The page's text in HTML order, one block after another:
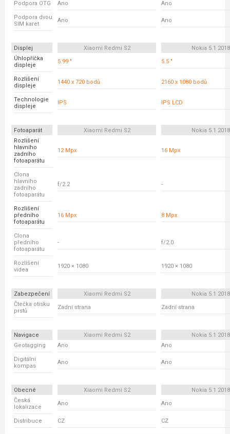
Podpora OTG Ano Ano
Podpora dvou
SIM karet
Ano Ano
Displej Xiaomi Redmi S2
Nokia 5.1 2018
Úhlopříčka
displeje
5.99 " 5.5 "
Rozlišení
displeje
1440 x 720 bodů 2160 x 1080 bodů
Technologie
displeje
IPS IPS LCD
Fotoaparát Xiaomi Redmi S2
Nokia 5.1 2018
Rozlišení
hlavního
zadního
fotoaparátu
12 Mpx 16 Mpx
Clona
hlavního
zadního
fotoaparátu
f/2.2 -
Rozlišení
předního
fotoaparátu
16 Mpx 8 Mpx
Clona
předního
fotoaparátu
- f/2.0
Rozlišení
videa
1920 × 1080 1920 × 1080
Zabezpečení Xiaomi Redmi S2
Nokia 5.1 2018
Čtečka otisku
prstů
Zadní strana Zadní strana
Navigace Xiaomi Redmi S2
Nokia 5.1 2018
Geotagging
Ano Ano
Digitální
kompas
Ano Ano
Obecné Xiaomi Redmi S2
Nokia 5.1 2018
Česká
lokalizace
Ano Ano
Distribuce CZ CZ